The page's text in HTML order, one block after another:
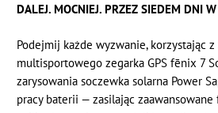
DALEJ. MOCNIEJ. PRZEZ SIEDEM DNI
Podejmij każde wyzwanie, korzystając
multisportowego zegarka GPS fēnix 7
zarysowania soczewka solarna Power
pracy baterii — zasilając